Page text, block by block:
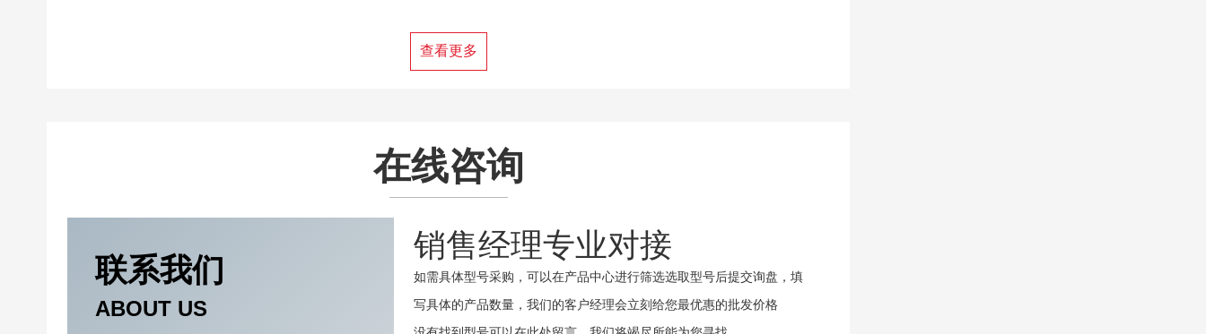
查看更多
在线咨询
联系我们
ABOUT US
销售经理专业对接
如需具体型号采购，可以在产品中心进行筛选选取型号后提交询盘，填
写具体的产品数量，我们的客户经理会立刻给您最优惠的批发价格